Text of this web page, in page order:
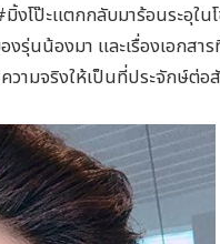
โป๊ะแตกกลับมาร้อนระอุใน
งรุ่นน้องมา และเรื่องเอกส
ามจริงให้เป็นที่ประจักษ์ต่อ